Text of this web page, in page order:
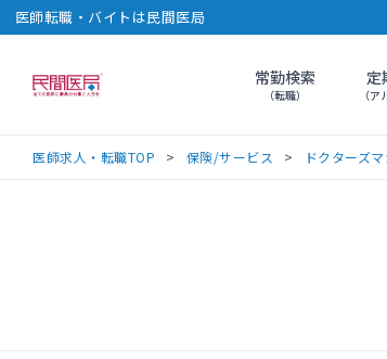
医師転職・バイトは民間医局
民間医局常勤検索
（転職）
定
（ア
医師求人・転職TOP 保険/サービス ドクターズ